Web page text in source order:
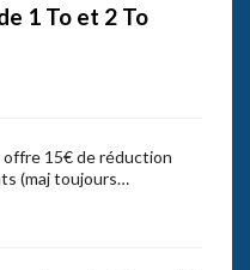
1 To et 2 To
15€ de réduction
(maj toujours…